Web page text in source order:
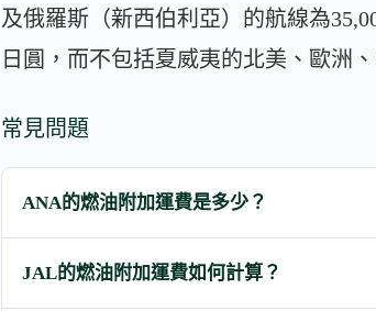
及俄羅斯（新西伯利亞）的航線為
日圓，而不包括夏威夷的北美、歐洲
常見問題
ANA的燃油附加運費是多少？
JAL的燃油附加運費如何計算？